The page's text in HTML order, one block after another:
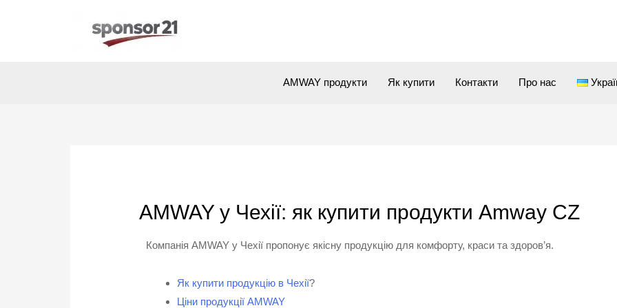
AMWAY продукти Як купити Контакти Про нас
AMWAY у Чехії: як купити продукти Amway CZ
Компанія AMWAY у Чехії пропонує якісну продукцію для комфорту, краси та здоров’я.
Як купити продукцію в Чехії?
Ціни продукції AMWAY